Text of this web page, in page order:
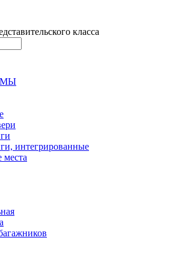
класса
интегрированные